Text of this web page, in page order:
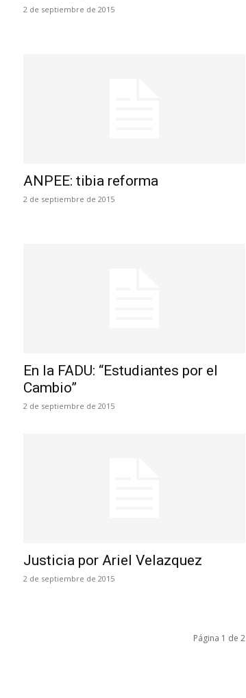
2 de septiembre de 2015
ANPEE: tibia reforma
2 de septiembre de 2015
En la FADU: “Estudiantes por el
Cambio”
2 de septiembre de 2015
Justicia por Ariel Velazquez
2 de septiembre de 2015
Página 1 de 2